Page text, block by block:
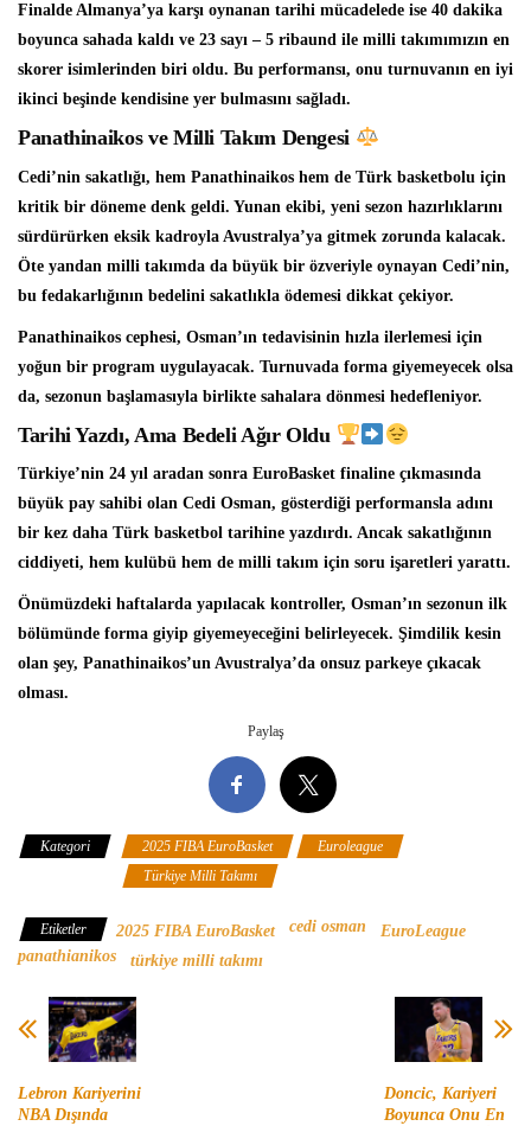
Finalde Almanya’ya karşı oynanan tarihi mücadelede ise 40 dakika
boyunca sahada kaldı ve 23 sayı – 5 ribaund ile milli takımımızın en
skorer isimlerinden biri oldu. Bu performansı, onu turnuvanın en iyi
ikinci beşinde kendisine yer bulmasını sağladı.
Panathinaikos ve Milli Takım Dengesi
Cedi’nin sakatlığı, hem Panathinaikos hem de Türk basketbolu için
kritik bir döneme denk geldi. Yunan ekibi, yeni sezon hazırlıklarını
sürdürürken eksik kadroyla Avustralya’ya gitmek zorunda kalacak.
Öte yandan milli takımda da büyük bir özveriyle oynayan Cedi’nin,
bu fedakarlığının bedelini sakatlıkla ödemesi dikkat çekiyor.
Panathinaikos cephesi, Osman’ın tedavisinin hızla ilerlemesi için
yoğun bir program uygulayacak. Turnuvada forma giyemeyecek olsa
da, sezonun başlamasıyla birlikte sahalara dönmesi hedefleniyor.
Tarihi Yazdı, Ama Bedeli Ağır Oldu
Türkiye’nin 24 yıl aradan sonra EuroBasket finaline çıkmasında
büyük pay sahibi olan Cedi Osman, gösterdiği performansla adını
bir kez daha Türk basketbol tarihine yazdırdı. Ancak sakatlığının
ciddiyeti, hem kulübü hem de milli takım için soru işaretleri yarattı.
Önümüzdeki haftalarda yapılacak kontroller, Osman’ın sezonun ilk
bölümünde forma giyip giyemeyeceğini belirleyecek. Şimdilik kesin
olan şey, Panathinaikos’un Avustralya’da onsuz parkeye çıkacak
olması.
Paylaş
Kategori 2025 FIBA EuroBasket
Euroleague
Türkiye Milli Takımı
Etiketler 2025 FIBA EuroBasket cedi osman
EuroLeague
panathianikos
türkiye milli takımı
Lebron Kariyerini
NBA Dışında
Doncic, Kariyeri
Boyunca Onu En